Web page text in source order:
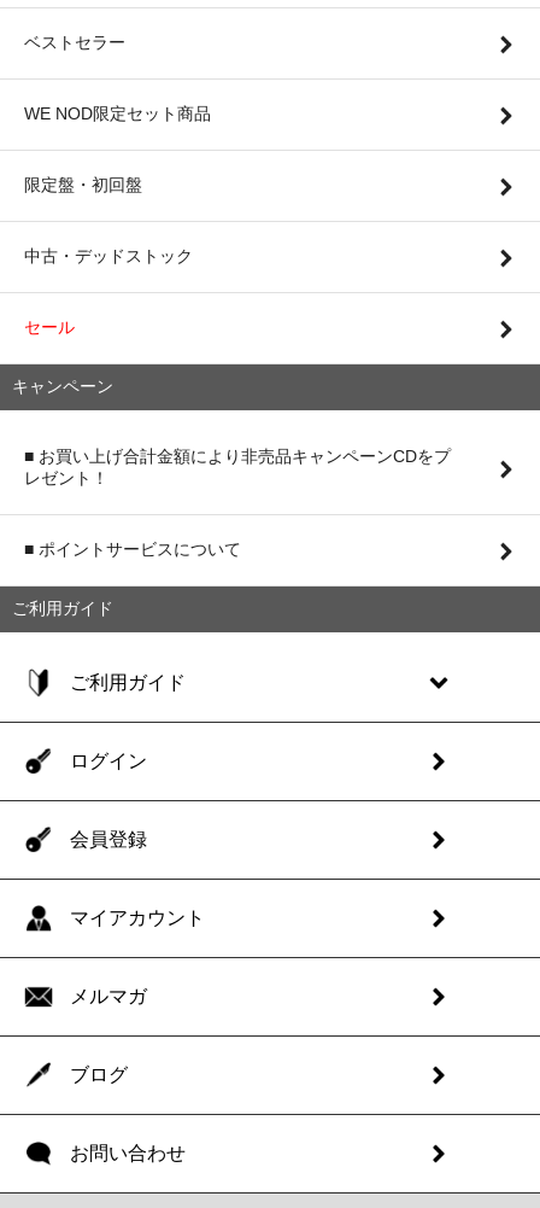
ベストセラー
WE NOD限定セット商品
限定盤・初回盤
中古・デッドストック
セール
キャンペーン
■ お買い上げ合計金額により非売品キャンペーンCDをプ
レゼント！
■ ポイントサービスについて
ご利用ガイド
ご利用ガイド
ログイン
会員登録
マイアカウント
メルマガ
ブログ
お問い合わせ